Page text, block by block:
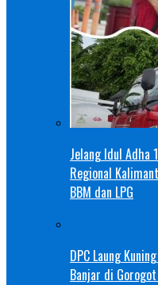
Jelang Idul Adha
Regional
BBM dan LPG
DPC Laung
Banjar di